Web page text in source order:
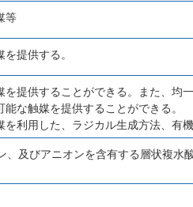
等
提供する。
を提供することができる。また、均
な触媒を提供することができる。
利用した、ラジカル生成方法、有
、及びアニオンを含有する層状複水